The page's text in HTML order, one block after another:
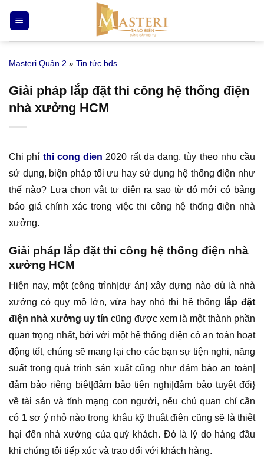
qua
nội
Masteri Quận 2 » Tin tức bds
Giải pháp lắp đặt thi công hệ thống điện
nhà xưởng HCM
Chi phí thi cong dien 2020 rất da dạng, tùy theo nhu cầu
sử dụng, biện pháp tối ưu hay sử dụng hệ thống điện như
thế nào? Lựa chọn vật tư điện ra sao từ đó mới có bảng
báo giá chính xác trong việc thi công hệ thống điện nhà
xưởng.
Giải pháp lắp đặt thi công hệ thống điện nhà
xưởng HCM
Hiện nay, một (công trình|dự án} xây dựng nào dù là nhà
xưởng có quy mô lớn, vừa hay nhỏ thì hệ thống
lắp đặt
điện nhà xưởng uy tín cũng được xem là một thành phần
quan trọng nhất, bởi với một hệ thống điện có an toàn hoạt
động tốt, chúng sẽ mang lại cho các bạn sự tiện nghi, năng
suất trong quá trình sản xuất cũng như đảm bảo an toàn|
đảm bảo riêng biệt|đảm bảo tiện nghi|đảm bảo tuyệt đối}
về tài sản và tính mạng con người, nếu chủ quan chỉ cần
có 1 sơ ý nhỏ nào trong khâu kỹ thuật điện cũng sẽ là thiệt
hại đến nhà xưởng của quý khách. Đó là lý do hàng đầu
khi chúng tôi tiếp xúc và trao đổi với khách hàng.